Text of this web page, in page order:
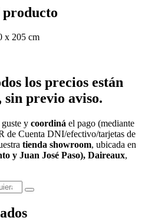
x 205 cm
los precios están
sin previo aviso.
y coordiná el pago (mediante
de Cuenta DNI/efectivo/tarjetas de
tienda showroom, ubicada en
y Juan José Paso), Daireaux,